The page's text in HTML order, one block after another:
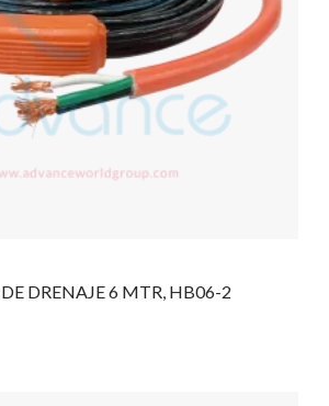
DRENAJE 6 MTR, HB06-2